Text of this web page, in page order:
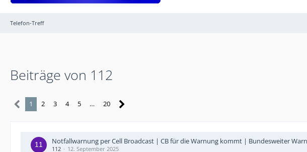
Telefon-Treff
Beiträge von 112
1 2 3 4 5 … 20
Notfallwarnung per Cell Broadcast | CB für die Warnung kommt | Bundesweiter
112 12. September 2025